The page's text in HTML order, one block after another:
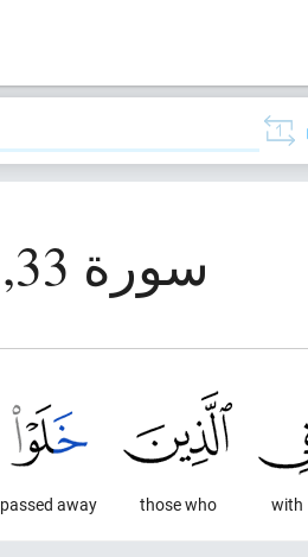
سورة 33, الأحزاب (الأحزاب)
with
those who
passed away